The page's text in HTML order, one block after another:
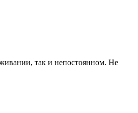
так и непостоянном. Не